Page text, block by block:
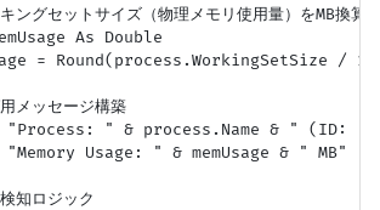
グセットサイズ（物理メモリ使用量）をMB換算
As Double
= Round(process.WorkingSetSize /
メッセージ構築
"Process: " & process.Name & " (ID: "
"Memory Usage: " & memUsage & " MB"
知ロジック